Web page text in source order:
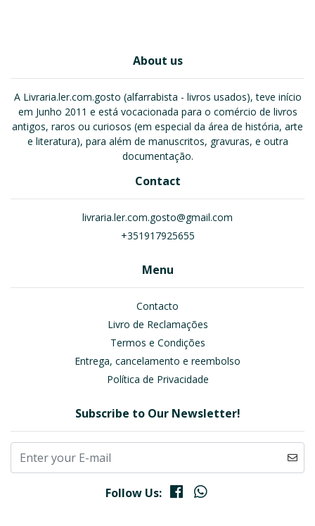
About us
A Livraria.ler.com.gosto (alfarrabista - livros usados), teve início
em Junho 2011 e está vocacionada para o comércio de livros
antigos, raros ou curiosos (em especial da área de história, arte
e literatura), para além de manuscritos, gravuras, e outra
documentação.
Contact
livraria.ler.com.gosto@gmail.com
+351917925655
Menu
Contacto
Livro de Reclamações
Termos e Condições
Entrega, cancelamento e reembolso
Política de Privacidade
Subscribe to Our Newsletter!
Follow Us: